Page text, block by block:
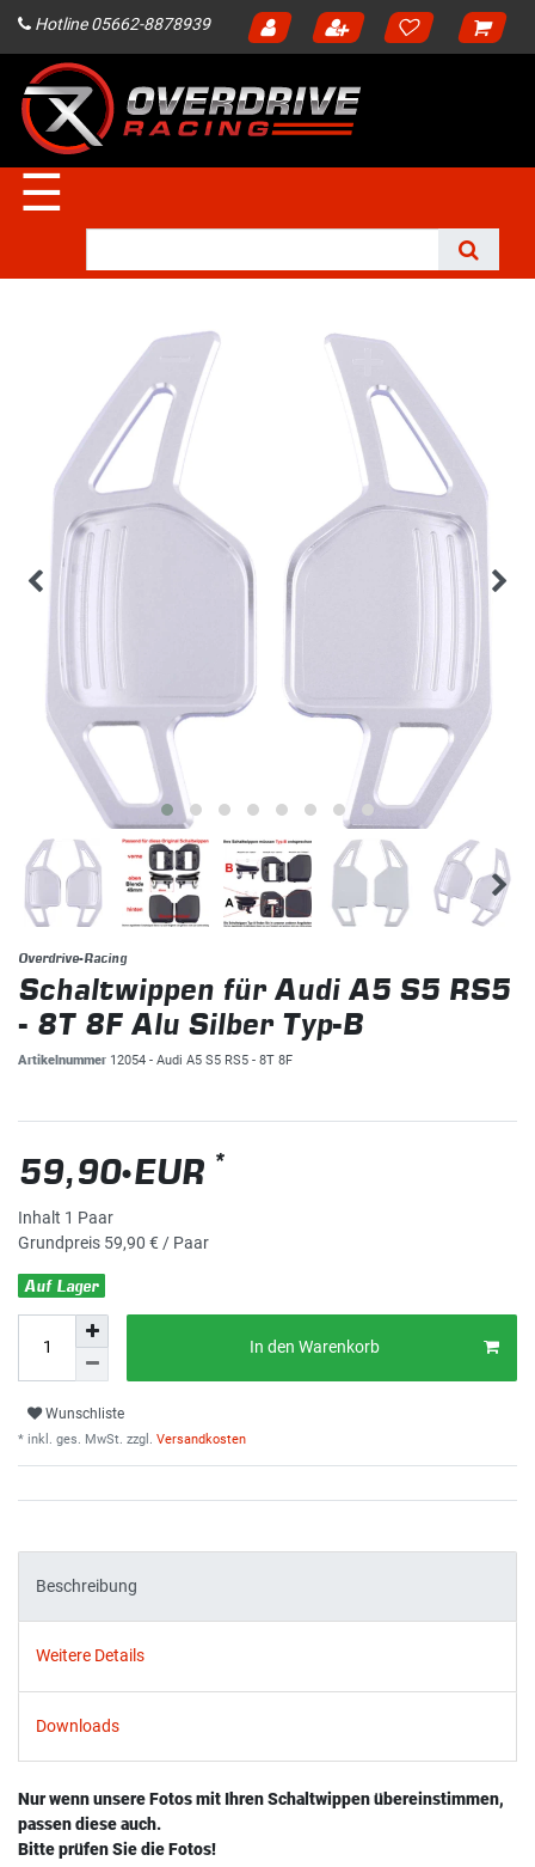
Hotline 05662-8878939
☰
Overdrive-Racing
Schaltwippen für Audi A5 S5 RS5
- 8T 8F Alu Silber Typ-B
Artikelnummer 12054 - Audi A5 S5 RS5 - 8T 8F
59,90 EUR *
Inhalt 1 Paar
Grundpreis 59,90 € / Paar
Auf Lager
In den Warenkorb
Wunschliste
* inkl. ges. MwSt. zzgl. Versandkosten
Beschreibung
Weitere Details
Downloads
Nur wenn unsere Fotos mit Ihren Schaltwippen übereinstimmen,
passen diese auch.
Bitte prüfen Sie die Fotos!